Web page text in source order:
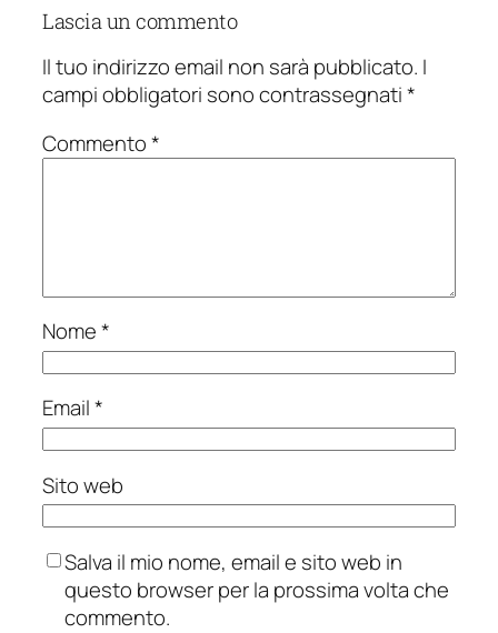
Lascia un commento
Il tuo indirizzo email non sarà pubblicato. I
campi obbligatori sono contrassegnati*
Commento*
Nome*
Email*
Sito web
Salva il mio nome, email e sito web in
questo browser per la prossima volta che
commento.